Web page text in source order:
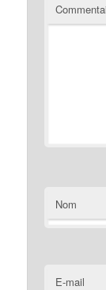
Nom
E-mail